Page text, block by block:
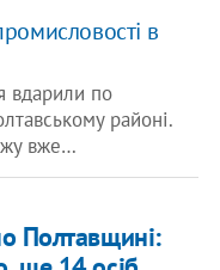
в
вдарили по
районі.
вже…
Полтавщині: